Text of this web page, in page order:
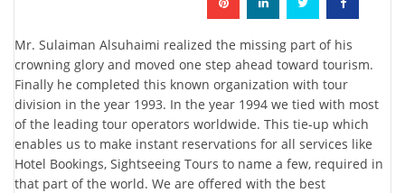
Mr. Sulaiman Alsuhaimi realized the missing part of his
crowning glory and moved one step ahead toward tourism.
Finally he completed this known organization with tour
division in the year 1993. In the year 1994 we tied with most
of the leading tour operators worldwide. This tie-up which
enables us to make instant reservations for all services like
Hotel Bookings, Sightseeing Tours to name a few, required in
that part of the world. We are offered with the best